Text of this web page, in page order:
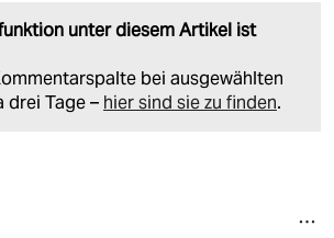
unter diesem Artikel ist
bei ausgewählten
drei Tage – hier sind sie zu finden.